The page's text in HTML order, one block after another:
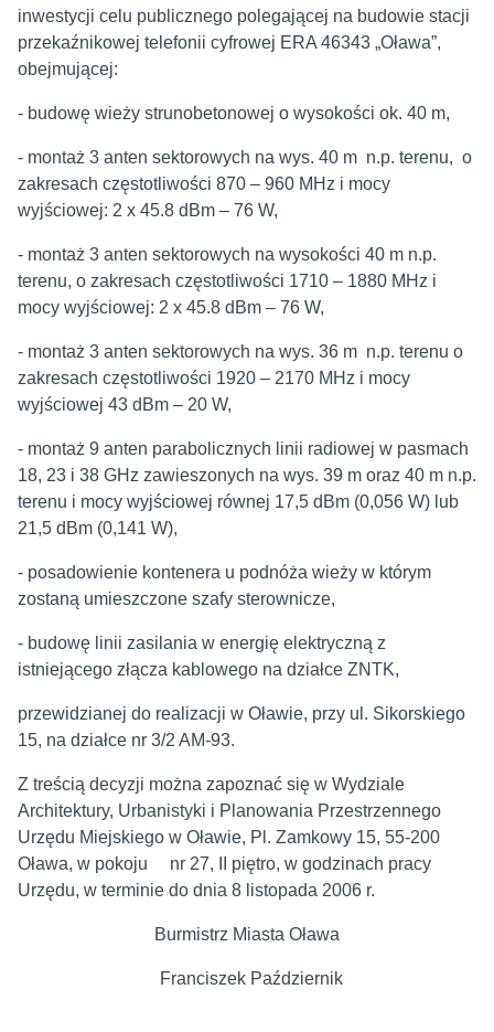
inwestycji celu publicznego polegającej na budowie stacji
przekaźnikowej telefonii cyfrowej ERA 46343 „Oława”,
obejmującej:
- budowę wieży strunobetonowej o wysokości ok. 40 m,
- montaż 3 anten sektorowych na wys. 40 m n.p. terenu, o
zakresach częstotliwości 870 – 960 MHz i mocy
wyjściowej: 2 x 45.8 dBm – 76 W,
- montaż 3 anten sektorowych na wysokości 40 m n.p.
terenu, o zakresach częstotliwości 1710 – 1880 MHz i
mocy wyjściowej: 2 x 45.8 dBm – 76 W,
- montaż 3 anten sektorowych na wys. 36 m n.p. terenu o
zakresach częstotliwości 1920 – 2170 MHz i mocy
wyjściowej 43 dBm – 20 W,
- montaż 9 anten parabolicznych linii radiowej w pasmach
18, 23 i 38 GHz zawieszonych na wys. 39 m oraz 40 m n.p.
terenu i mocy wyjściowej równej 17,5 dBm (0,056 W) lub
21,5 dBm (0,141 W),
- posadowienie kontenera u podnóża wieży w którym
zostaną umieszczone szafy sterownicze,
- budowę linii zasilania w energię elektryczną z
istniejącego złącza kablowego na działce ZNTK,
przewidzianej do realizacji w Oławie, przy ul. Sikorskiego
15, na działce nr 3/2 AM-93.
Z treścią decyzji można zapoznać się w Wydziale
Architektury, Urbanistyki i Planowania Przestrzennego
Urzędu Miejskiego w Oławie, Pl. Zamkowy 15, 55-200
Oława, w pokoju nr 27, II piętro, w godzinach pracy
Urzędu, w terminie do dnia 8 listopada 2006 r.
Burmistrz Miasta Oława
Franciszek Październik